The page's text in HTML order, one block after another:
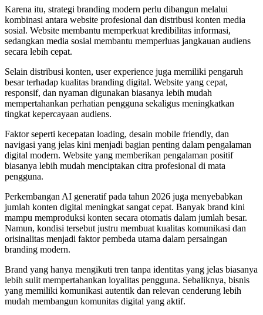
Karena itu, strategi branding modern perlu dibangun melalui
kombinasi antara website profesional dan distribusi konten media
sosial. Website membantu memperkuat kredibilitas informasi,
sedangkan media sosial membantu memperluas jangkauan audiens
secara lebih cepat.
Selain distribusi konten, user experience juga memiliki pengaruh
besar terhadap kualitas branding digital. Website yang cepat,
responsif, dan nyaman digunakan biasanya lebih mudah
mempertahankan perhatian pengguna sekaligus meningkatkan
tingkat kepercayaan audiens.
Faktor seperti kecepatan loading, desain mobile friendly, dan
navigasi yang jelas kini menjadi bagian penting dalam pengalaman
digital modern. Website yang memberikan pengalaman positif
biasanya lebih mudah menciptakan citra profesional di mata
pengguna.
Perkembangan AI generatif pada tahun 2026 juga menyebabkan
jumlah konten digital meningkat sangat cepat. Banyak brand kini
mampu memproduksi konten secara otomatis dalam jumlah besar.
Namun, kondisi tersebut justru membuat kualitas komunikasi dan
orisinalitas menjadi faktor pembeda utama dalam persaingan
branding modern.
Brand yang hanya mengikuti tren tanpa identitas yang jelas biasanya
lebih sulit mempertahankan loyalitas pengguna. Sebaliknya, bisnis
yang memiliki komunikasi autentik dan relevan cenderung lebih
mudah membangun komunitas digital yang aktif.